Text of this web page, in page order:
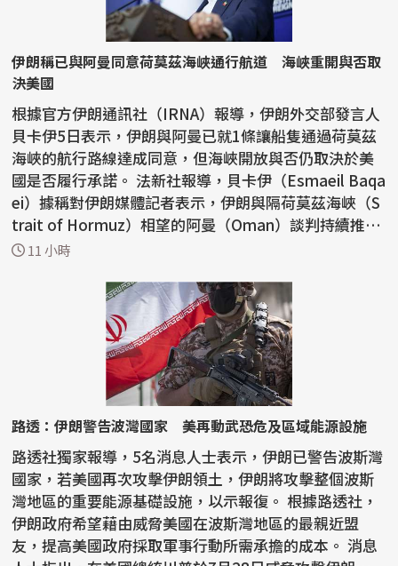
伊朗稱已與阿曼同意荷莫茲海峽通行航道 海峽重開與否取
決美國
根據官方伊朗通訊社（IRNA）報導，伊朗外交部發言人
貝卡伊5日表示，伊朗與阿曼已就1條讓船隻通過荷莫茲
海峽的航行路線達成同意，但海峽開放與否仍取決於美
國是否履行承諾。 法新社報導，貝卡伊（Esmaeil Baqa
ei）據稱對伊朗媒體記者表示，伊朗與隔荷莫茲海峽（S
trait of Hormuz）相望的阿曼（Oman）談判持續推
進，雙方...
11 小時
路透：伊朗警告波灣國家 美再動武恐危及區域能源設施
路透社獨家報導，5名消息人士表示，伊朗已警告波斯灣
國家，若美國再次攻擊伊朗領土，伊朗將攻擊整個波斯
灣地區的重要能源基礎設施，以示報復。 根據路透社，
伊朗政府希望藉由威脅美國在波斯灣地區的最親近盟
友，提高美國政府採取軍事行動所需承擔的成本。 消息